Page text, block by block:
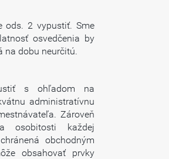
ods. 2 vypustiť. Sme
osvedčenia by
na dobu neurčitú.
s ohľadom na
administratívnu
Zároveň
osobitosti každej
obchodným
obsahovať prvky